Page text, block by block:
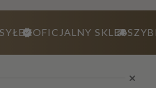
OFICJALNY SKLEP